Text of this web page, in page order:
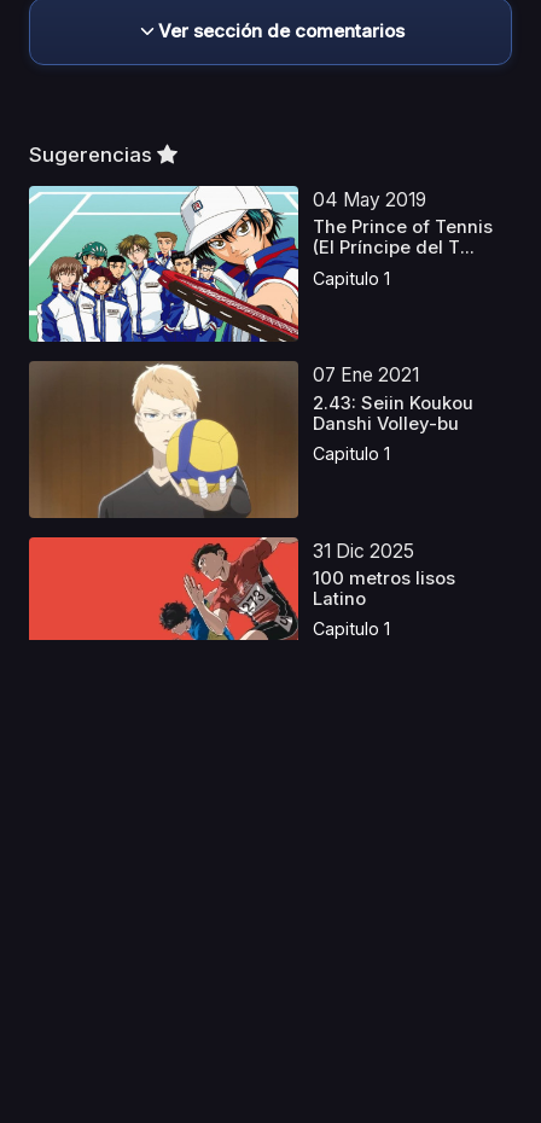
Ver sección de comentarios
Sugerencias
04 May 2019
The Prince of Tennis
(El Príncipe del T...
Capitulo 1
07 Ene 2021
2.43: Seiin Koukou
Danshi Volley-bu
Capitulo 1
31 Dic 2025
100 metros lisos
Latino
Capitulo 1